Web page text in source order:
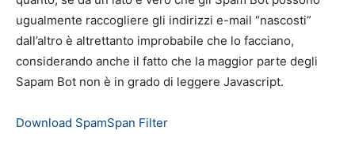
ugualmente raccogliere gli indirizzi e-mail “nascosti”
dall’altro è altrettanto improbabile che lo facciano,
considerando anche il fatto che la maggior parte degli
Sapam Bot non è in grado di leggere Javascript.
Download SpamSpan Filter